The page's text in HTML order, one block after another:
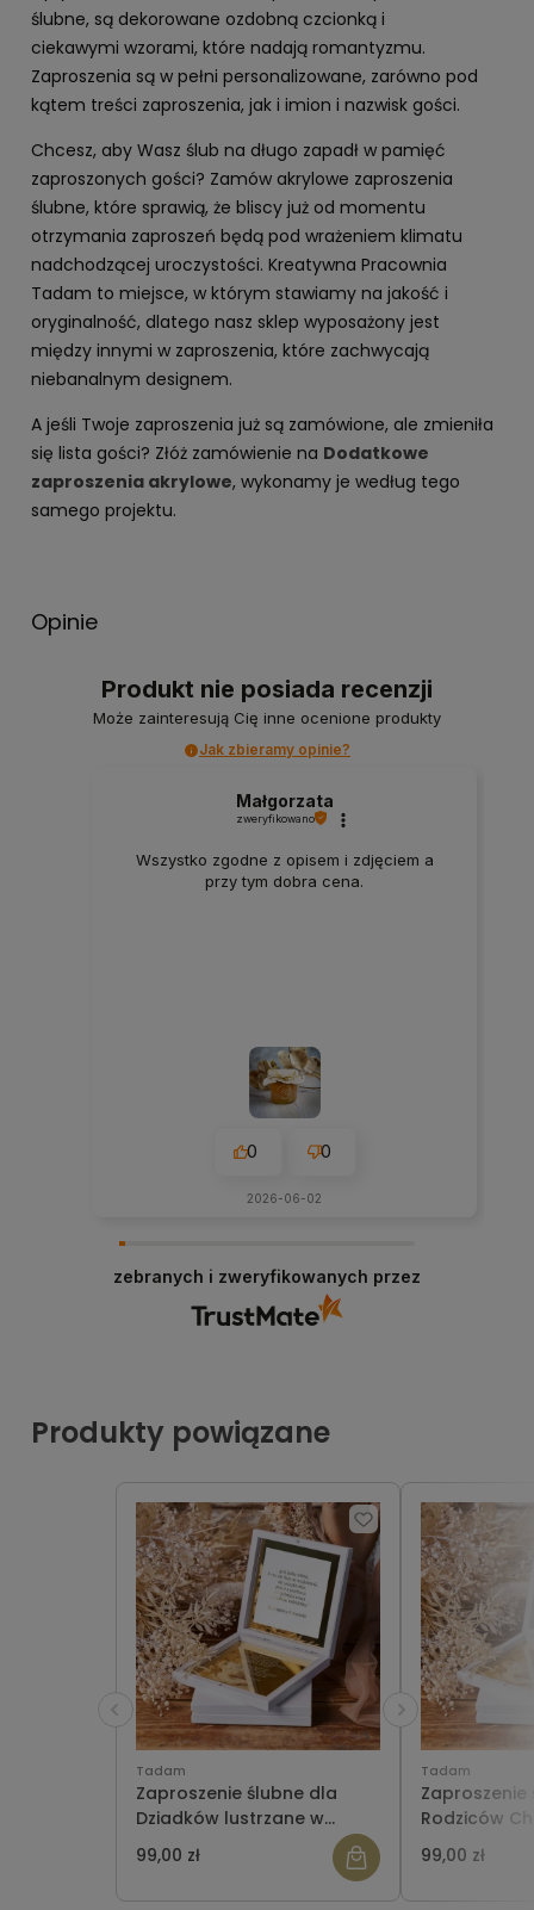
ślubne, są dekorowane ozdobną czcionką i
ciekawymi wzorami, które nadają romantyzmu.
Zaproszenia są w pełni personalizowane, zarówno pod
kątem treści zaproszenia, jak i imion i nazwisk gości.
Chcesz, aby Wasz ślub na długo zapadł w pamięć
zaproszonych gości? Zamów akrylowe zaproszenia
ślubne, które sprawią, że bliscy już od momentu
otrzymania zaproszeń będą pod wrażeniem klimatu
nadchodzącej uroczystości. Kreatywna Pracownia
Tadam to miejsce, w którym stawiamy na jakość i
oryginalność, dlatego nasz sklep wyposażony jest
między innymi w zaproszenia, które zachwycają
niebanalnym designem.
A jeśli Twoje zaproszenia już są zamówione, ale zmieniła
się lista gości? Złóż zamówienie na Dodatkowe
zaproszenia akrylowe, wykonamy je według tego
samego projektu.
Opinie
Produkt nie posiada recenzji
Może zainteresują Cię inne ocenione produkty
Jak zbieramy opinie?
Małgorzata
zweryfikowano
Wszystko zgodne z opisem i zdjęciem a
przy tym dobra cena.
0 0
2026-06-02
zebranych i zweryfikowanych przez
Produkty powiązane
Tadam
Zaproszenie ślubne dla
Dziadków lustrzane w
pudełeczku
99,00 zł
Tadam
Rodziców
lustrzane w
99,00 zł